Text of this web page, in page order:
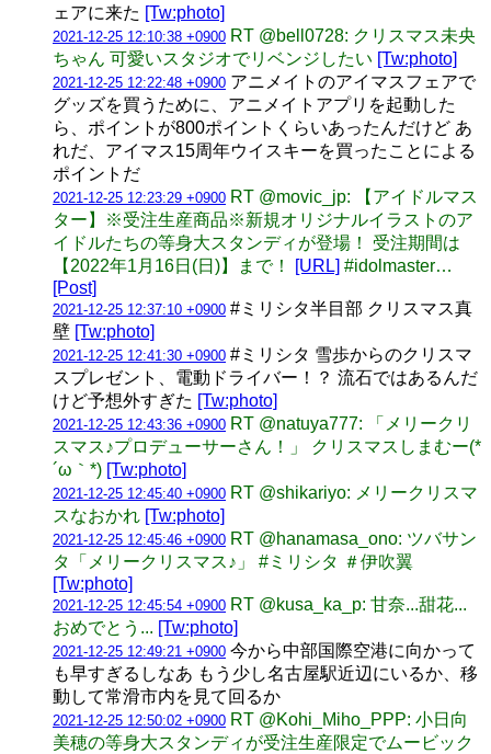
ェアに来た [Tw:photo]
2021-12-25 12:10:38 +0900 RT @bell0728: クリスマス未央
ちゃん 可愛いスタジオでリベンジしたい [Tw:photo]
2021-12-25 12:22:48 +0900 アニメイトのアイマスフェアで
グッズを買うために、アニメイトアプリを起動した
ら、ポイントが800ポイントくらいあったんだけど あ
れだ、アイマス15周年ウイスキーを買ったことによる
ポイントだ
2021-12-25 12:23:29 +0900 RT @movic_jp: 【アイドルマス
ター】※受注生産商品※新規オリジナルイラストのア
イドルたちの等身大スタンディが登場！ 受注期間は
【2022年1月16日(日)】まで！
[URL] #idolmaster…
[Post]
2021-12-25 12:37:10 +0900 #ミリシタ半目部 クリスマス真
壁 [Tw:photo]
2021-12-25 12:41:30 +0900 #ミリシタ 雪歩からのクリスマ
スプレゼント、電動ドライバー！？ 流石ではあるんだ
けど予想外すぎた [Tw:photo]
2021-12-25 12:43:36 +0900 RT @natuya777: 「メリークリ
スマス♪プロデューサーさん！」 クリスマスしまむー(*
´ω｀*) [Tw:photo]
2021-12-25 12:45:40 +0900 RT @shikariyo: メリークリスマ
スなおかれ [Tw:photo]
2021-12-25 12:45:46 +0900 RT @hanamasa_ono: ツバサン
タ「メリークリスマス♪」 #ミリシタ ＃伊吹翼
[Tw:photo]
2021-12-25 12:45:54 +0900 RT @kusa_ka_p: 甘奈...甜花...
おめでとう... [Tw:photo]
2021-12-25 12:49:21 +0900 今から中部国際空港に向かって
も早すぎるしなあ もう少し名古屋駅近辺にいるか、移
動して常滑市内を見て回るか
2021-12-25 12:50:02 +0900 RT @Kohi_Miho_PPP: 小日向
美穂の等身大スタンディが受注生産限定でムービック